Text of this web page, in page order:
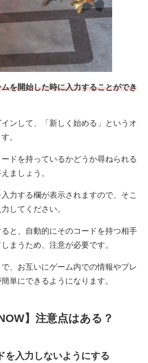
を開始した時に入力することができ
ンして、「新しく始める」というオ
。
ドを持っているかどうか尋ねられる
ましょう。
力する欄が表示されますので、そこ
してください。
と、自動的にそのコードを持つ相手
まうため、注意が必要です。
、お互いにゲーム内での情報やプレ
単にできるようになります。
】注意点はある？
を入力しないようにする